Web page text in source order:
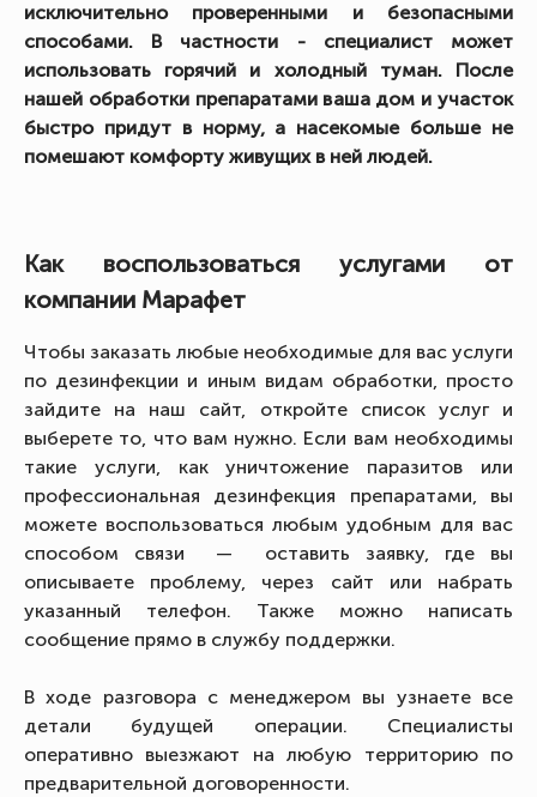
исключительно проверенными и безопасными
способами. В частности - специалист может
использовать горячий и холодный туман. После
нашей обработки препаратами ваша дом и участок
быстро придут в норму, а насекомые больше не
помешают комфорту живущих в ней людей.
Как воспользоваться услугами от
компании Марафет
Чтобы заказать любые необходимые для вас услуги
по дезинфекции и иным видам обработки, просто
зайдите на наш сайт, откройте список услуг и
выберете то, что вам нужно. Если вам необходимы
такие услуги, как уничтожение паразитов или
профессиональная дезинфекция препаратами, вы
можете воспользоваться любым удобным для вас
способом связи — оставить заявку, где вы
описываете проблему, через сайт или набрать
указанный телефон. Также можно написать
сообщение прямо в службу поддержки.
В ходе разговора с менеджером вы узнаете все
детали будущей операции. Специалисты
оперативно выезжают на любую территорию по
предварительной договоренности.